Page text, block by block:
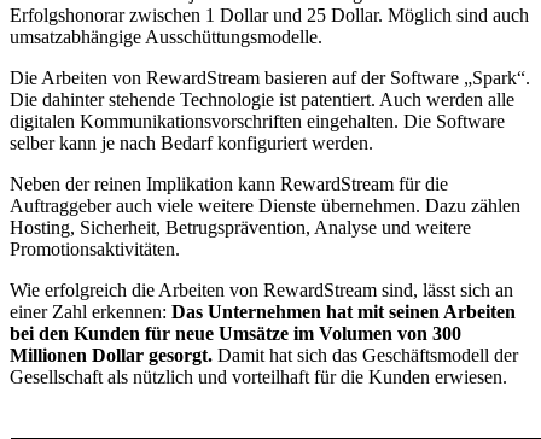
Erfolgshonorar zwischen 1 Dollar und 25 Dollar. Möglich sind auch
umsatzabhängige Ausschüttungsmodelle.
Die Arbeiten von RewardStream basieren auf der Software „Spark“.
Die dahinter stehende Technologie ist patentiert. Auch werden alle
digitalen Kommunikationsvorschriften eingehalten. Die Software
selber kann je nach Bedarf konfiguriert werden.
Neben der reinen Implikation kann RewardStream für die
Auftraggeber auch viele weitere Dienste übernehmen. Dazu zählen
Hosting, Sicherheit, Betrugsprävention, Analyse und weitere
Promotionsaktivitäten.
Wie erfolgreich die Arbeiten von RewardStream sind, lässt sich an
einer Zahl erkennen: Das Unternehmen hat mit seinen Arbeiten
bei den Kunden für neue Umsätze im Volumen von 300
Millionen Dollar gesorgt. Damit hat sich das Geschäftsmodell der
Gesellschaft als nützlich und vorteilhaft für die Kunden erwiesen.